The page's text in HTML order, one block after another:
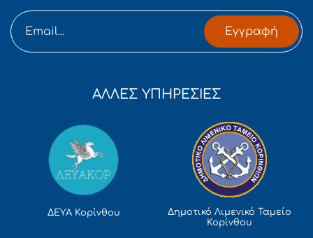
Εγγραφή
ΑΛΛΕΣ ΥΠΗΡΕΣΙΕΣ
ΔΕΥΑ Κορίνθου
Δημοτικό Λιμενικό Ταμείο
Κορίνθου